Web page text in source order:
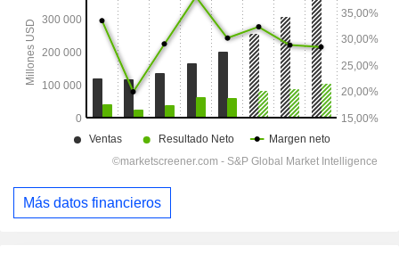
Más datos financieros